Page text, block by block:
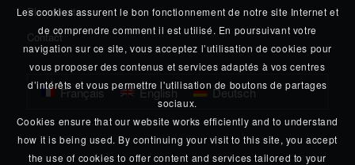
Plan du site
Contact
Français English Deutsch
Les cookies assurent le bon fonctionnement de notre site Internet et
de comprendre comment il est utilisé. En poursuivant votre
navigation sur ce site, vous acceptez l’utilisation de cookies pour
vous proposer des contenus et services adaptés à vos centres
d’intérêts et vous permettre l'utilisation de boutons de partages
sociaux.
Cookies ensure that our website works efficiently and to understand
how it is being used. By continuing your visit to this site, you accept
the use of cookies to offer content and services tailored to your